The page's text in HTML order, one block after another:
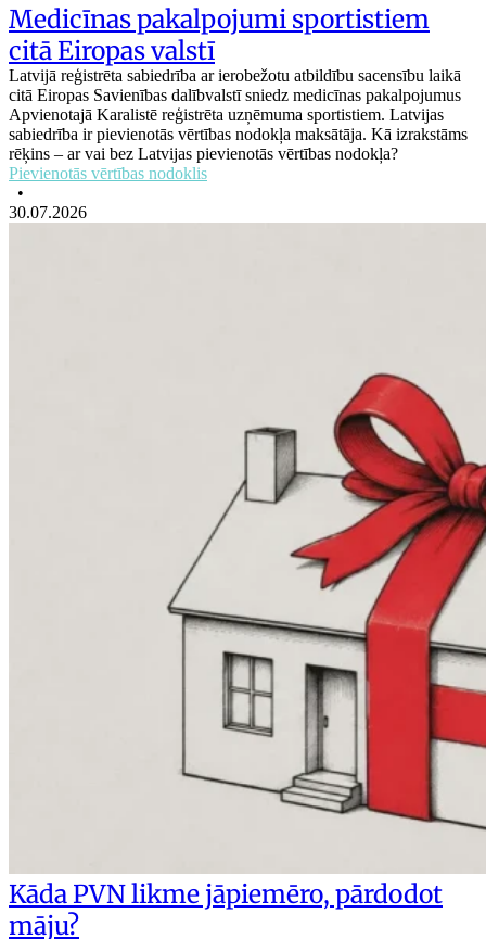
Medicīnas pakalpojumi sportistiem
citā Eiropas valstī
Latvijā reģistrēta sabiedrība ar ierobežotu atbildību sacensību laikā
citā Eiropas Savienības dalībvalstī sniedz medicīnas pakalpojumus
Apvienotajā Karalistē reģistrēta uzņēmuma sportistiem. Latvijas
sabiedrība ir pievienotās vērtības nodokļa maksātāja. Kā izrakstāms
rēķins – ar vai bez Latvijas pievienotās vērtības nodokļa?
Pievienotās vērtības nodoklis
•
30.07.2026
Kāda PVN likme jāpiemēro, pārdodot
māju?